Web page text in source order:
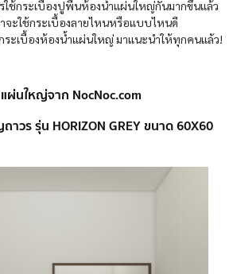
ใช้กระเบื้องปูพื้นห้องน้ำแผ่นใหญ่กันมากขึ้นแล้ว
จะใช้กระเบื้องลายไหนหรือแบบไหนดี
ระเบื้องห้องน้ำแผ่นใหญ่ มาแนะนำให้ทุกคนแล้ว!
ผ่นใหญ่จาก NocNoc.com
าวร รุ่น HORIZON GREY ขนาด 60X60